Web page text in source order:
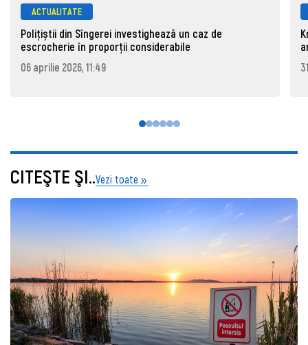
ACTUALITATE
Polițiștii din Sîngerei investighează un caz de
escrocherie în proporții considerabile
06 aprilie 2026, 11:49
CITEŞTE ŞI..Vezi toate